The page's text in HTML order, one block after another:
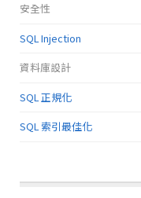
安全性
SQL Injection
資料庫設計
SQL 正規化
SQL 索引最佳化